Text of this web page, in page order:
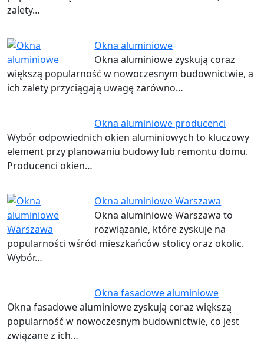
zalety…
Okna aluminiowe
Okna aluminiowe zyskują coraz
większą popularność w nowoczesnym budownictwie, a
ich zalety przyciągają uwagę zarówno…
Okna aluminiowe producenci
Wybór odpowiednich okien aluminiowych to kluczowy
element przy planowaniu budowy lub remontu domu.
Producenci okien…
Okna aluminiowe Warszawa
Okna aluminiowe Warszawa to
rozwiązanie, które zyskuje na
popularności wśród mieszkańców stolicy oraz okolic.
Wybór…
Okna fasadowe aluminiowe
Okna fasadowe aluminiowe zyskują coraz większą
popularność w nowoczesnym budownictwie, co jest
związane z ich…